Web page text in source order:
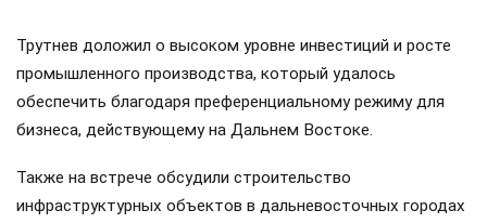
Трутнев доложил о высоком уровне инвестиций и росте
промышленного производства, который удалось
обеспечить благодаря преференциальному режиму для
бизнеса, действующему на Дальнем Востоке.
Также на встрече обсудили строительство
инфраструктурных объектов в дальневосточных городах